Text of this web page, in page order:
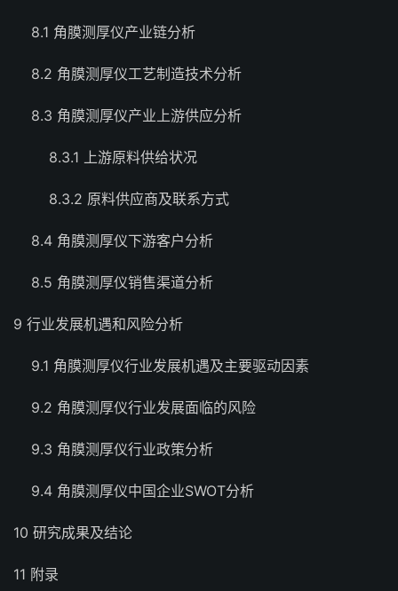
8.1 角膜测厚仪产业链分析
8.2 角膜测厚仪工艺制造技术分析
8.3 角膜测厚仪产业上游供应分析
8.3.1 上游原料供给状况
8.3.2 原料供应商及联系方式
8.4 角膜测厚仪下游客户分析
8.5 角膜测厚仪销售渠道分析
9 行业发展机遇和风险分析
9.1 角膜测厚仪行业发展机遇及主要驱动因素
9.2 角膜测厚仪行业发展面临的风险
9.3 角膜测厚仪行业政策分析
9.4 角膜测厚仪中国企业SWOT分析
10 研究成果及结论
11 附录